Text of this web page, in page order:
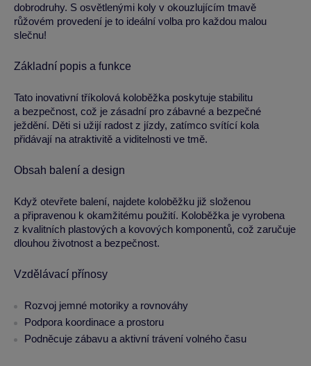
dobrodruhy. S osvětlenými koly v okouzlujícím tmavě
růžovém provedení je to ideální volba pro každou malou
slečnu!
Základní popis a funkce
Tato inovativní tříkolová koloběžka poskytuje stabilitu
a bezpečnost, což je zásadní pro zábavné a bezpečné
ježdění. Děti si užijí radost z jízdy, zatímco svítící kola
přidávají na atraktivitě a viditelnosti ve tmě.
Obsah balení a design
Když otevřete balení, najdete koloběžku již složenou
a připravenou k okamžitému použití. Koloběžka je vyrobena
z kvalitních plastových a kovových komponentů, což zaručuje
dlouhou životnost a bezpečnost.
Vzdělávací přínosy
Rozvoj jemné motoriky a rovnováhy
Podpora koordinace a prostoru
Podněcuje zábavu a aktivní trávení volného času